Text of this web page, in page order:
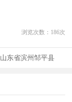
浏览次数： 186次
山东省滨州邹平县